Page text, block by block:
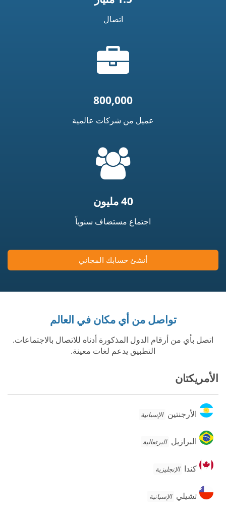
اتصال
الحقيبة
800,000
عميل من شركات عالمية
40 مليون
اجتماع مستضاف سنوياً
أنشئ حسابك المجاني
تواصل من أي مكان في العالم
اتصل بأي من أرقام الدول المذكورة أدناه للاتصال بالاجتماعات.
التطبيق يدعم لغات معينة.
الأمريكتان
الأرجنتين
الأرجنتين الإسبانية
البرازيل
البرازيل البرتغالية
كنداكندا الإنجليزية
تشيلي
تشيلي الإسبانية